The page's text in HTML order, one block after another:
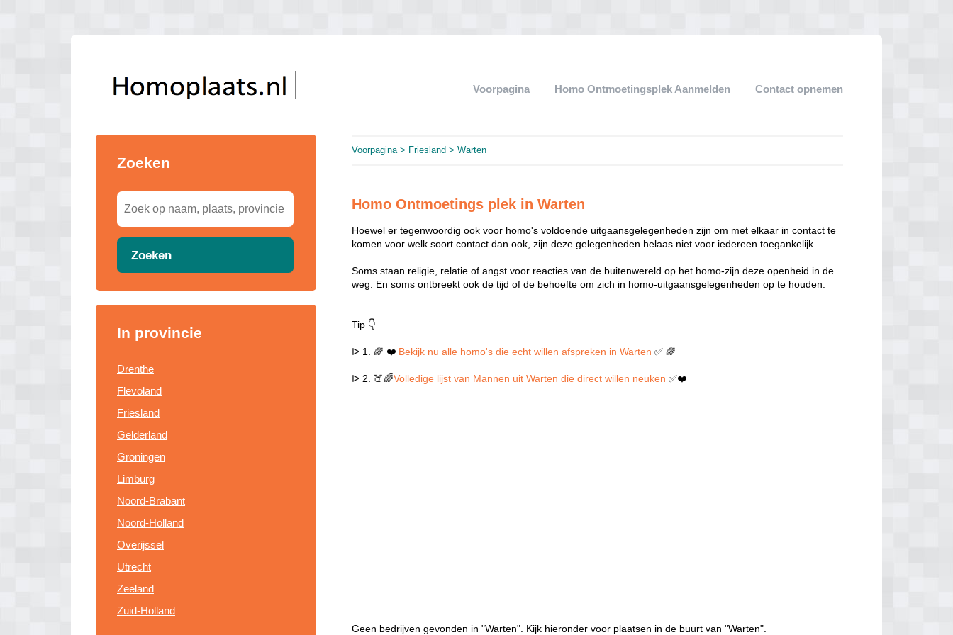
Voorpagina Homo Ontmoetingsplek Aanmelden Contact opnemen
Zoeken
Zoeken
In provincie
Drenthe
Flevoland
Friesland
Gelderland
Groningen
Limburg
Noord-Brabant
Noord-Holland
Overijssel
Utrecht
Zeeland
Zuid-Holland
Voorpagina> Friesland > Warten
Homo Ontmoetings plek in Warten
Hoewel er tegenwoordig ook voor homo's voldoende uitgaansgelegenheden zijn om met elkaar in contact te
komen voor welk soort contact dan ook, zijn deze gelegenheden helaas niet voor iedereen toegankelijk.
Soms staan religie, relatie of angst voor reacties van de buitenwereld op het homo-zijn deze openheid in de
weg. En soms ontbreekt ook de tijd of de behoefte om zich in homo-uitgaansgelegenheden op te houden.
Tip 👇
ᐅ 1. 🌈 ❤️ Bekijk nu alle homo's die echt willen afspreken in Warten ✅ 🌈
ᐅ 2. 🍑🌈Volledige lijst van Mannen uit Warten die direct willen neuken✅❤️
Geen bedrijven gevonden in "Warten". Kijk hieronder voor plaatsen in de buurt van "Warten".